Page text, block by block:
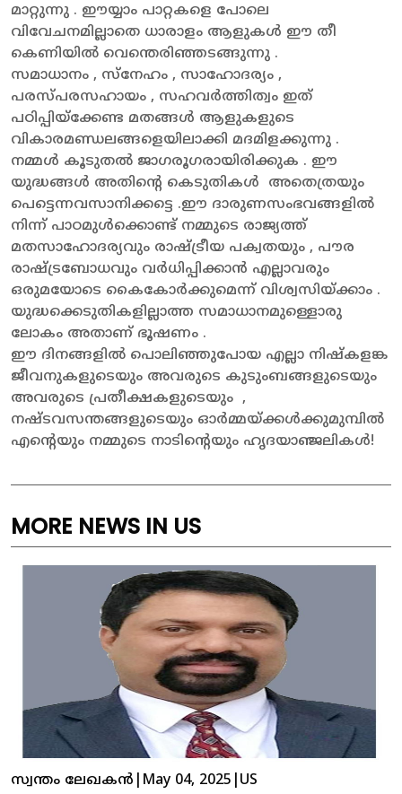
മാറ്റുന്നു . ഈയ്യാം പാറ്റകളെ പോലെ
വിവേചനമില്ലാതെ ധാരാളം ആളുകൾ ഈ തീ
കെണിയിൽ വെന്തെരിഞ്ഞടങ്ങുന്നു .
സമാധാനം , സ്നേഹം , സാഹോദര്യം ,
പരസ്പരസഹായം , സഹവർത്തിത്വം ഇത്
പഠിപ്പിയ്ക്കേണ്ട മതങ്ങൾ ആളുകളുടെ
വികാരമണ്ഡലങ്ങളെയിലാക്കി മദമിളക്കുന്നു .
നമ്മൾ കൂടുതൽ ജാഗരൂഗരായിരിക്കുക . ഈ
യുദ്ധങ്ങൾ അതിന്റെ കെടുതികൾ അതെത്രയും
പെട്ടെന്നവസാനിക്കട്ടെ .ഈ ദാരുണസംഭവങ്ങളിൽ
നിന്ന് പാഠമുൾക്കൊണ്ട് നമ്മുടെ രാജ്യത്ത്
മതസാഹോദര്യവും രാഷ്ട്രീയ പക്വതയും , പൗര
രാഷ്ട്രബോധവും വർധിപ്പിക്കാൻ എല്ലാവരും
ഒരുമയോടെ കൈകോർക്കുമെന്ന് വിശ്വസിയ്ക്കാം .
യുദ്ധക്കെടുതികളില്ലാത്ത സമാധാനമുള്ളൊരു
ലോകം അതാണ് ഭൂഷണം .
ഈ ദിനങ്ങളിൽ പൊലിഞ്ഞുപോയ എല്ലാ നിഷ്കളങ്ക
ജീവനുകളുടെയും അവരുടെ കുടുംബങ്ങളുടെയും
അവരുടെ പ്രതീക്ഷകളുടെയും ,
നഷ്ടവസന്തങ്ങളുടെയും ഓർമ്മയ്ക്കൾക്കുമുമ്പിൽ
എന്റെയും നമ്മുടെ നാടിന്റെയും ഹൃദയാഞ്ജലികൾ!
MORE NEWS IN US
സ്വന്തം ലേഖകൻ May 04, 2025 US